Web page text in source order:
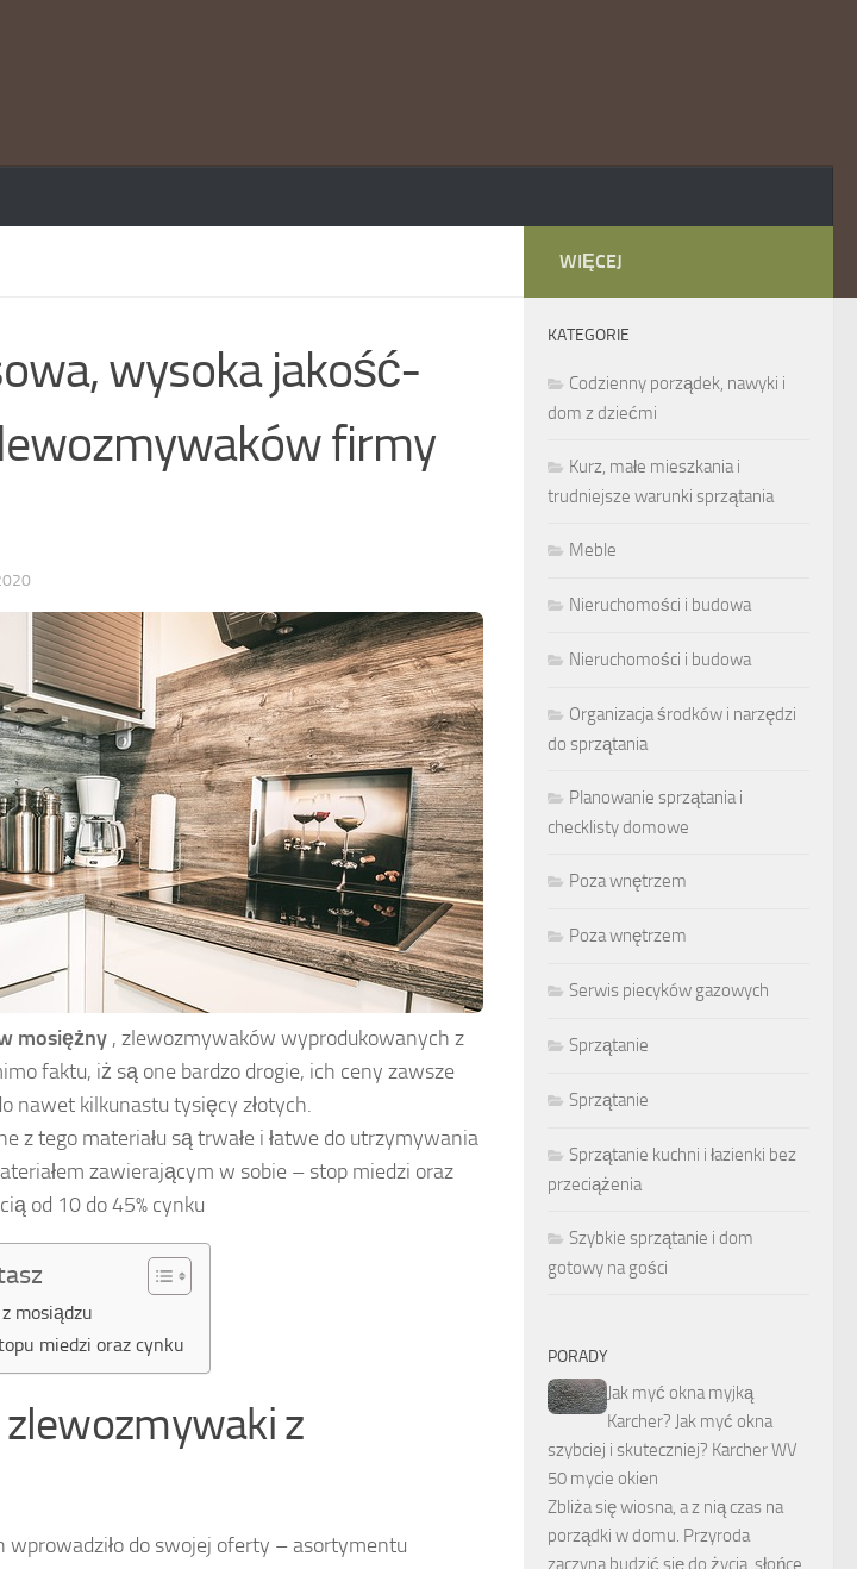
wysoka jakość-
firmy
mosiężny , zlewozmywaków wyprodukowanych z
faktu, iż są one bardzo drogie, ich ceny zawsze
nawet kilkunastu tysięcy złotych.
z tego materiału są trwałe i łatwe do utrzymywania
zawierającym w sobie – stop miedzi oraz
od 10 do 45% cynku
mosiądzu
miedzi oraz cynku
z
wprowadziło do swojej oferty – asortymentu
WIĘCEJ
KATEGORIE
Codzienny porządek, nawyki i
dom z dziećmi
Kurz, małe mieszkania i
trudniejsze warunki sprzątania
Meble
Nieruchomości i budowa
Nieruchomości i budowa
Organizacja środków i narzędzi
do sprzątania
Planowanie sprzątania i
checklisty domowe
Poza wnętrzem
Poza wnętrzem
Serwis piecyków gazowych
Sprzątanie
Sprzątanie
Sprzątanie kuchni i łazienki bez
przeciążenia
Szybkie sprzątanie i dom
gotowy na gości
PORADY
Jak myć okna myjką
Karcher? Jak myć okna
szybciej i skuteczniej? Karcher WV
50 mycie okien
Zbliża się wiosna, a z nią czas na
porządki w domu. Przyroda
zaczyna budzić się do życia, słońce